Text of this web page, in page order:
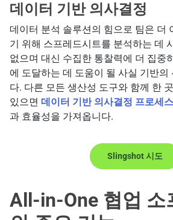
데이터 기반 의사결정
데이터 분석 솔루션의 힘으로 팀은 더
기 위해 스프레드시트를 분석하는 데
없으며 대신 수집한 통찰력에 더 집중
에 도달하는 데 도움이 될 사실 기반의
다. 다른 모든 생산성 도구와 함께 한
있으면 데이터 기반 의사결정 프로세스
과 효율성을 가져옵니다.
Slingshot 시도
All-in-One 협업 소